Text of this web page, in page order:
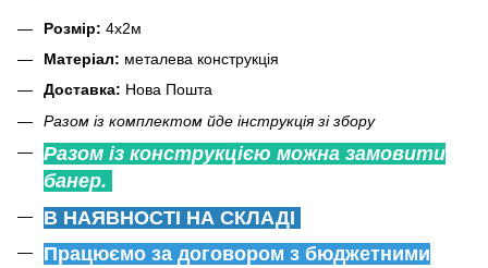
Розмір: 4х2м
Матеріал: металева конструкція
Доставка: Нова Пошта
Разом із комплектом йде інструкція зі збору
Разом із конструкцією можна замовити
банер.
В НАЯВНОСТІ НА СКЛАДІ
Працюємо за договором з бюджетними